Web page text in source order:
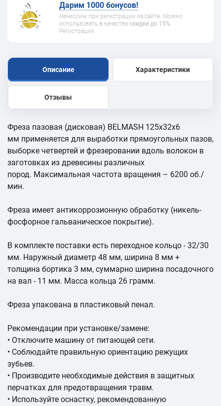
Дарим 1000 бонусов!
Начислим при регистрации на сайте. Можно
использовать в качестве скидки до 15%.
Регистрация
Описание Характеристики
Отзывы
Фреза пазовая (дисковая) BELMASH 125х32х6
мм применяется для выработки прямоугольных пазов,
выборке четвертей и фрезеровании вдоль волокон в
заготовках из древесины различных
пород. Максимальная частота вращения – 6200 об./
мин.
Фреза имеет антикоррозионную обработку (никель-
фосфорное гальваническое покрытие).
В комплекте поставки есть переходное кольцо - 32/30
мм. Наружный диаметр 48 мм, ширина 8 мм +
толщина бортика 3 мм, суммарно ширина посадочного
на вал - 11 мм. Масса кольца 26 грамм.
Фреза упакована в пластиковый пенал.
Рекомендации при установке/замене:
• Отключите машину от питающей сети.
• Соблюдайте правильную ориентацию режущих
зубьев.
• Производите необходимые действия в защитных
перчатках для предотвращения травм.
• Используйте оснастку, рекомендованную